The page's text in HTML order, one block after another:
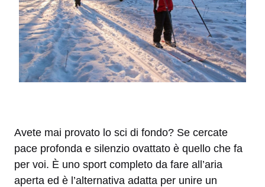
Avete mai provato lo sci di fondo? Se cercate
pace profonda e silenzio ovattato è quello che fa
per voi. È uno sport completo da fare all’aria
aperta ed è l’alternativa adatta per unire un